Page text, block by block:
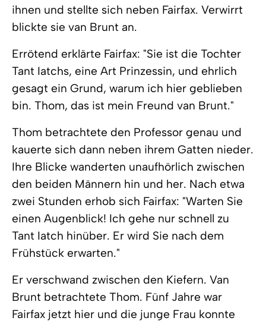
ihnen und stellte sich neben Fairfax. Verwirrt
blickte sie van Brunt an.
Errötend erklärte Fairfax: "Sie ist die Tochter
Tant Iatchs, eine Art Prinzessin, und ehrlich
gesagt ein Grund, warum ich hier geblieben
bin. Thom, das ist mein Freund van Brunt."
Thom betrachtete den Professor genau und
kauerte sich dann neben ihrem Gatten nieder.
Ihre Blicke wanderten unaufhörlich zwischen
den beiden Männern hin und her. Nach etwa
zwei Stunden erhob sich Fairfax: "Warten Sie
einen Augenblick! Ich gehe nur schnell zu
Tant Iatch hinüber. Er wird Sie nach dem
Frühstück erwarten."
Er verschwand zwischen den Kiefern. Van
Brunt betrachtete Thom. Fünf Jahre war
Fairfax jetzt hier und die junge Frau konnte